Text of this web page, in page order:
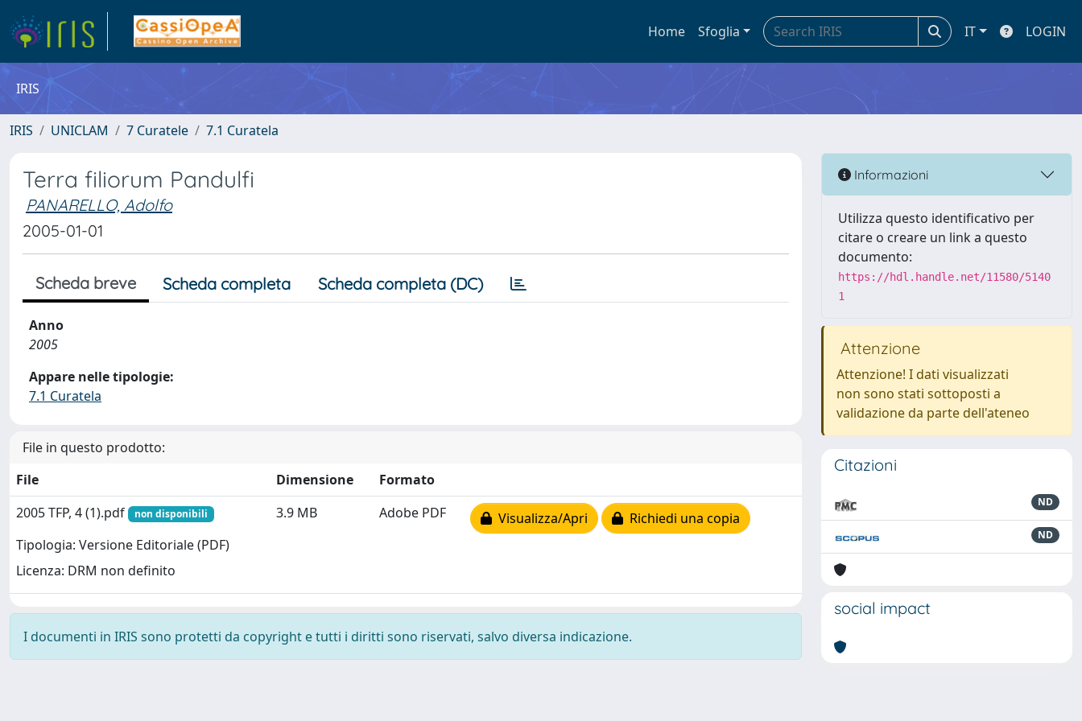
Home Sfoglia IT LOGIN
IRIS
IRIS UNICLAM 7 Curatele 7.1 Curatela
Terra filiorum Pandulfi
PANARELLO, Adolfo
2005-01-01
Scheda breve Scheda completa Scheda completa (DC)
Anno
2005
Appare nelle tipologie:
7.1 Curatela
File in questo prodotto:
File
Dimensione
Formato
2005 TFP, 4 (1).pdf
non disponibili
Tipologia: Versione Editoriale (PDF)
Licenza: DRM non definito
3.9 MB Adobe PDF Visualizza/Apri Richiedi una copia
I documenti in IRIS sono protetti da copyright e tutti i diritti sono riservati, salvo diversa indicazione.
Informazioni
Utilizza questo identificativo per
citare o creare un link a questo
documento:
https://hdl.handle.net/11580/5140
1
Attenzione
Attenzione! I dati visualizzati
non sono stati sottoposti a
validazione da parte dell'ateneo
Citazioni
ND
ND
social impact